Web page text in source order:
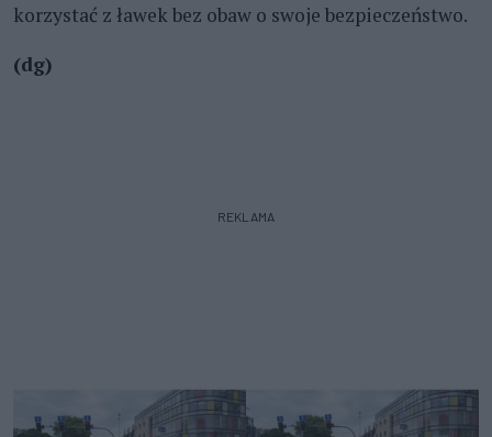
korzystać z ławek bez obaw o swoje bezpieczeństwo.
(dg)
REKLAMA